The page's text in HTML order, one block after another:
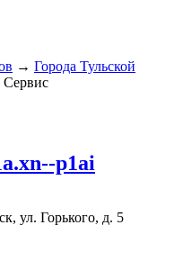
→ Города Тульской
p1ai
ул. Горького, д. 5